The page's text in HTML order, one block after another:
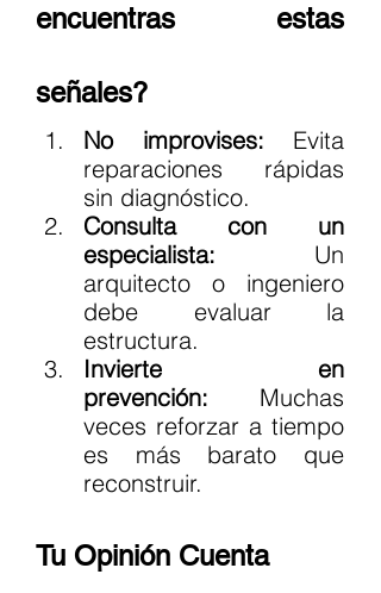
encuentras estas
señales?
No improvises: Evita
reparaciones rápidas
sin diagnóstico.
Consulta con un
especialista: Un
arquitecto o ingeniero
debe evaluar la
estructura.
Invierte en
prevención: Muchas
veces reforzar a tiempo
es más barato que
reconstruir.
Tu Opinión Cuenta